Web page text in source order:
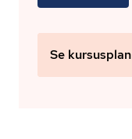
Se kursusplan